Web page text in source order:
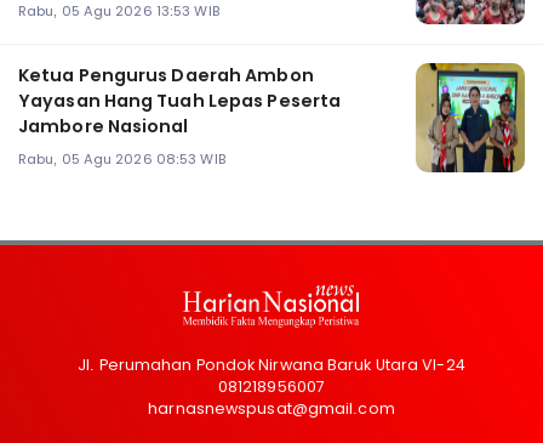
Rabu, 05 Agu 2026 13:53 WIB
Ketua Pengurus Daerah Ambon
Yayasan Hang Tuah Lepas Peserta
Jambore Nasional
Rabu, 05 Agu 2026 08:53 WIB
Jl. Perumahan Pondok Nirwana Baruk Utara VI-24
081218956007
harnasnewspusat@gmail.com